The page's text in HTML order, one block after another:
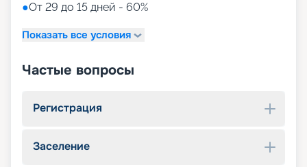
●От 29 до 15 дней - 60%
Показать все условия
Частые вопросы
Регистрация
Заселение